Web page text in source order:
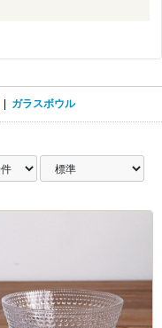
| ガラスボウル